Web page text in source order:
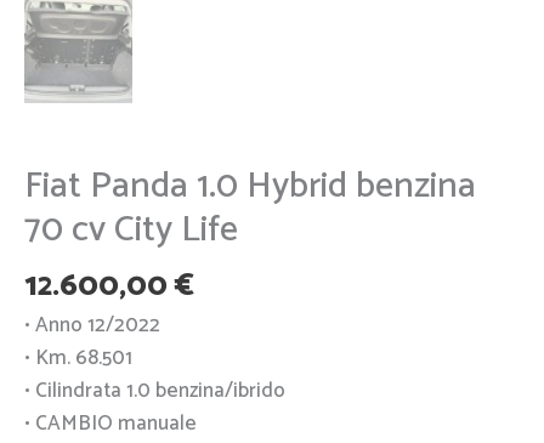
Fiat Panda 1.0 Hybrid benzina
70 cv City Life
12.600,00€
• Anno 12/2022
• Km. 68.501
• Cilindrata 1.0 benzina/ibrido
• CAMBIO manuale